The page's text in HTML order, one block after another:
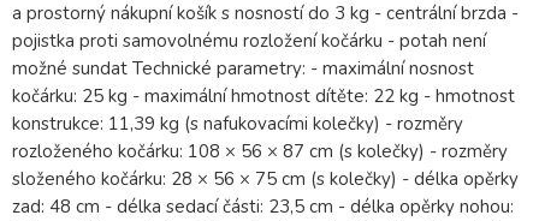
a prostorný nákupní košík s nosností do 3 kg - centrální brzda -
pojistka proti samovolnému rozložení kočárku - potah není
možné sundat Technické parametry: - maximální nosnost
kočárku: 25 kg - maximální hmotnost dítěte: 22 kg - hmotnost
konstrukce: 11,39 kg (s nafukovacími kolečky) - rozměry
rozloženého kočárku: 108 × 56 × 87 cm (s kolečky) - rozměry
složeného kočárku: 28 × 56 × 75 cm (s kolečky) - délka opěrky
zad: 48 cm - délka sedací části: 23,5 cm - délka opěrky nohou: